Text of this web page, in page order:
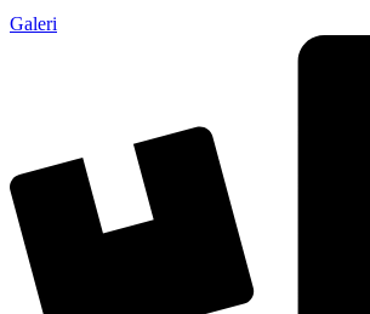
Galeri